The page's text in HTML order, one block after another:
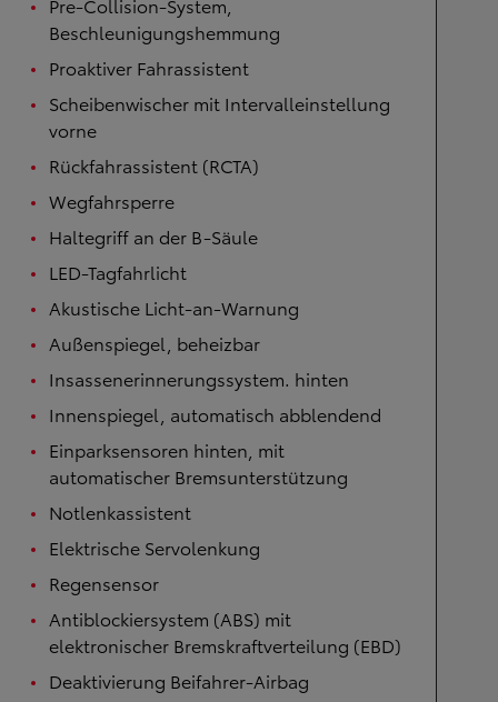
Beschleunigungshemmung
Proaktiver Fahrassistent
Scheibenwischer mit Intervalleinstellung
vorne
Rückfahrassistent (RCTA)
Wegfahrsperre
Haltegriff an der B-Säule
LED-Tagfahrlicht
Akustische Licht-an-Warnung
Außenspiegel, beheizbar
Insassenerinnerungssystem. hinten
Innenspiegel, automatisch abblendend
Einparksensoren hinten, mit
automatischer Bremsunterstützung
Notlenkassistent
Elektrische Servolenkung
Regensensor
Antiblockiersystem (ABS) mit
elektronischer Bremskraftverteilung (EBD)
Deaktivierung Beifahrer-Airbag